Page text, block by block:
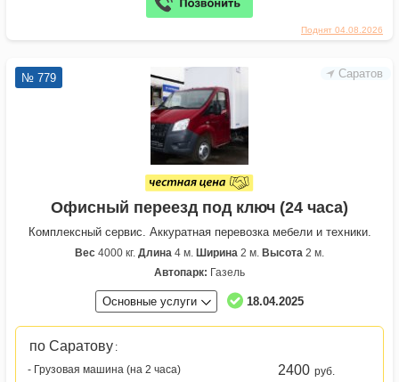
Поднят 04.08.2026
Саратов
№ 779
Офисный переезд под ключ (24 часа)
Комплексный сервис. Аккуратная перевозка мебели и техники.
Вес 4000 кг. Длина 4 м. Ширина 2 м. Высота 2 м.
Автопарк: Газель
Основные услуги 18.04.2025
по Саратову :
- Грузовая машина (на 2 часа)
2400 руб.